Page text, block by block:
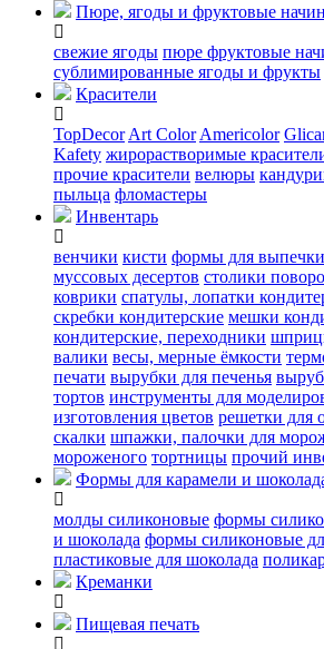
Пюре, ягоды и фруктовые
свежие ягоды пюре фруктовые
сублимированные ягоды и фрукты
Красители
TopDecor Art Color Americolor
Kafety жирорастворимые
прочие красители велюры
пыльца фломастеры
Инвентарь
венчики кисти формы для выпечки
муссовых десертов столики
коврики cпатулы, лопатки
скребки кондитерские мешки
кондитерские, переходники
валики весы, мерные ёмкости
печати вырубки для печенья
тортов инструменты для
изготовления цветов решетки для
скалки шпажки, палочки для
мороженого тортницы прочий
Формы для карамели и
молды силиконовые формы
и шоколада формы силиконовые
пластиковые для шоколада
Креманки
Пищевая печать